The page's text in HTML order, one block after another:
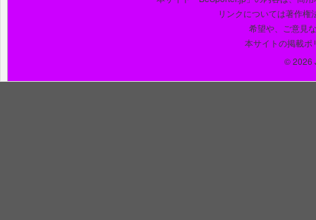
リンクについては著作権
希望や、ご意見
本サイトの掲載ポ
© 2026